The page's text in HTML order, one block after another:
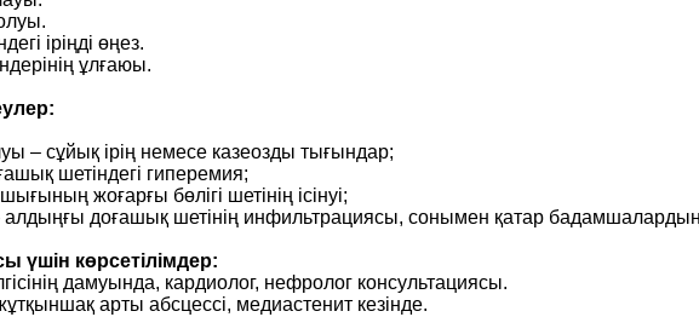
іріңді өңез.
ұлғаюы.
– сұйық ірің немесе казеозды тығындар;
шетіндегі гиперемия;
жоғарғы бөлігі шетінің ісінуі;
алдыңғы доғашық шетінің инфильтрациясы, сонымен қатар бадамшалардың
үшін көрсетілімдер:
дамуында, кардиолог, нефролог консультациясы.
арты абсцессі, медиастенит кезінде.